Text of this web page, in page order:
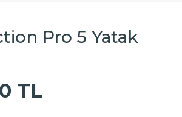
Pro 5 Yatak
TL